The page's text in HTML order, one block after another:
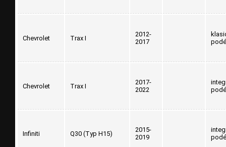
Chevrolet Trax I
2012-
2017
Chevrolet Trax I
2017-
2022
Infiniti Q30 (Typ H15)
2015-
2019